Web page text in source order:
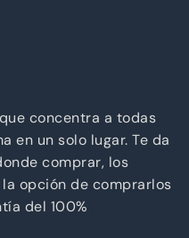
concentra a todas
en un solo lugar. Te da
comprar, los
opción de comprarlos
del 100%